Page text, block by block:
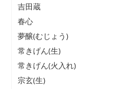
吉田蔵
春心
夢醸(むじょう)
常きげん(生)
常きげん(火入れ)
宗玄(生)